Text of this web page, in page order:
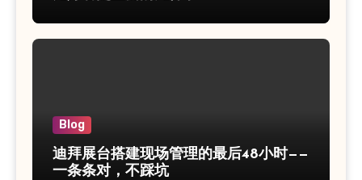
Blog
迪拜展台搭建现场管理的最后48小时——
一条条对，不踩坑